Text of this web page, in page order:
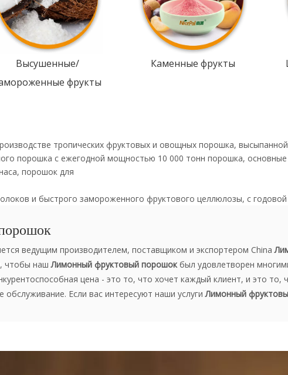
Высушенные/
фрукты
Каменные фрукты
тропических фруктовых и овощных порошка,
порошка с ежегодной мощностью 10 000 тонн порошка,
порошок для
и быстрого замороженного фруктового целлюлозы, с
ведущим производителем, поставщиком и экспортером China
чтобы нашЛимонный фруктовый порошокбыл удовлетворен
цена - это то, что хочет каждый клиент, и это
Если вас интересуют наши услугиЛимонный